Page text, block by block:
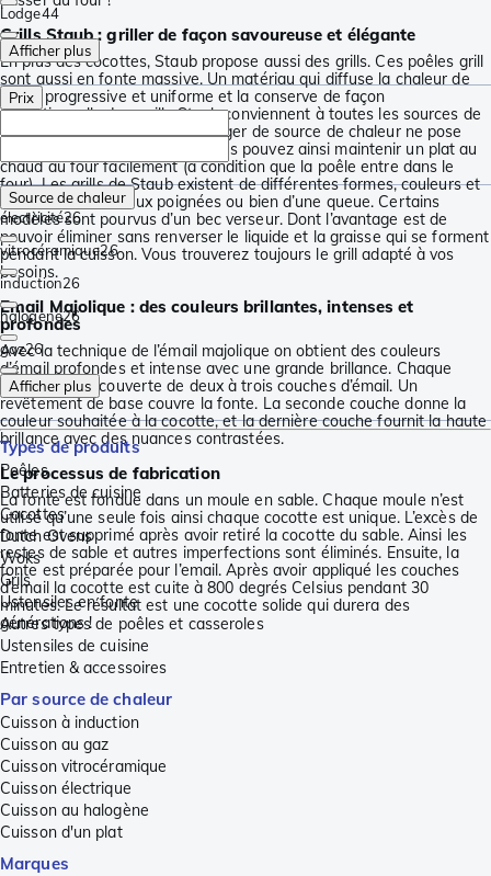
Grills Staub : griller de façon savoureuse et élégante
En plus des cocottes, Staub propose aussi des grills. Ces poêles grill
sont aussi en fonte massive. Un matériau qui diffuse la chaleur de
façon progressive et uniforme et la conserve de façon
exceptionnelle. Les grills Staub conviennent à toutes les sources de
chaleur, y compris le four. Changer de source de chaleur ne pose
également aucun problème. Vous pouvez ainsi maintenir un plat au
chaud au four facilement (à condition que la poêle entre dans le
four). Les grills de Staub existent de différentes formes, couleurs et
tailles. Munis de deux poignées ou bien d’une queue. Certains
modèles sont pourvus d’un bec verseur. Dont l’avantage est de
pouvoir éliminer sans renverser le liquide et la graisse qui se forment
pendant la cuisson. Vous trouverez toujours le grill adapté à vos
besoins.
Email Majolique : des couleurs brillantes, intenses et
profondes
Avec la technique de l’émail majolique on obtient des couleurs
d’émail profondes et intense avec une grande brillance. Chaque
cocotte est recouverte de deux à trois couches d’émail. Un
revêtement de base couvre la fonte. La seconde couche donne la
couleur souhaitée à la cocotte, et la dernière couche fournit la haute
brillance avec des nuances contrastées.
Le processus de fabrication
La fonte est fondue dans un moule en sable. Chaque moule n’est
utilisé qu’une seule fois ainsi chaque cocotte est unique. L’excès de
fonte est supprimé après avoir retiré la cocotte du sable. Ainsi les
restes de sable et autres imperfections sont éliminés. Ensuite, la
fonte est préparée pour l’email. Après avoir appliqué les couches
d’email la cocotte est cuite à 800 degrés Celsius pendant 30
minutes. Le résultat est une cocotte solide qui durera des
générations !
Lodge44
Afficher plus
Prix
Source de chaleur
électricité26
vitrocéramique26
induction26
halogène26
gaz26
Afficher plus
Types de produits
Poêles
Batteries de cuisine
Cocottes
Dutch Ovens
Woks
Grils
Ustensiles en fonte
Autres types de poêles et casseroles
Ustensiles de cuisine
Entretien & accessoires
Par source de chaleur
Cuisson à induction
Cuisson au gaz
Cuisson vitrocéramique
Cuisson électrique
Cuisson au halogène
Cuisson d'un plat
Marques